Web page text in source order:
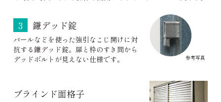
3 鎌デッド錠
バールなどを使った強引なこじ開けに対
抗する鎌デッド錠。扉と枠のすき間から
デッドボルトが見えない仕様です。
参考写真
ブラインド面格子